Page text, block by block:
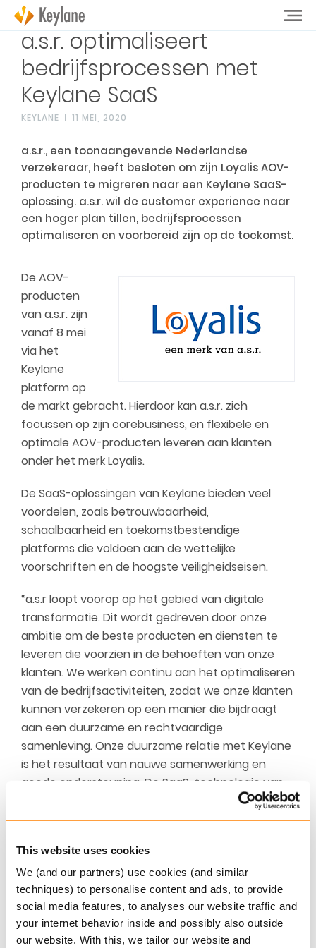
This website uses cookies
We (and our partners) use cookies (and similar
techniques) to personalise content and ads, to provide
social media features, to analyses our website traffic and
your internet behavior inside and possibly also outside
our website. With this, we tailor our website and
a.s.r. optimaliseert
bedrijfsprocessen met
Keylane SaaS
KEYLANE 11 MEI, 2020
a.s.r., een toonaangevende Nederlandse
verzekeraar, heeft besloten om zijn Loyalis AOV-
producten te migreren naar een Keylane SaaS-
oplossing. a.s.r. wil de customer experience naar
een hoger plan tillen, bedrijfsprocessen
optimaliseren en voorbereid zijn op de toekomst.
De AOV-
producten
van a.s.r. zijn
vanaf 8 mei
via het
Keylane
platform op
de markt gebracht. Hierdoor kan a.s.r. zich
focussen op zijn corebusiness, en flexibele en
optimale AOV-producten leveren aan klanten
onder het merk Loyalis.
De SaaS-oplossingen van Keylane bieden veel
voordelen, zoals betrouwbaarheid,
schaalbaarheid en toekomstbestendige
platforms die voldoen aan de wettelijke
voorschriften en de hoogste veiligheidseisen.
“a.s.r loopt voorop op het gebied van digitale
transformatie. Dit wordt gedreven door onze
ambitie om de beste producten en diensten te
leveren die voorzien in de behoeften van onze
klanten. We werken continu aan het optimaliseren
van de bedrijfsactiviteiten, zodat we onze klanten
kunnen verzekeren op een manier die bijdraagt
aan een duurzame en rechtvaardige
samenleving. Onze duurzame relatie met Keylane
is het resultaat van nauwe samenwerking en
goede ondersteuning. De SaaS-technologie van
Keylane stelt ons in staat om ons te focussen op
onze corebusiness en onze groeidoelstellingen”,
bij a.s.r.
“Keylane is er trots op technologiepartner van
a.s.r. te zijn en hun digitale transformatie mogelijk
te maken. We werken nauw samen met a.s.r. om
het beste raamwerk te leveren voor een soepele